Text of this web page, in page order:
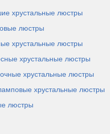
хрустальные люстры
люстры
хрустальные люстры
хрустальные люстры
хрустальные люстры
хрустальные люстры
люстры